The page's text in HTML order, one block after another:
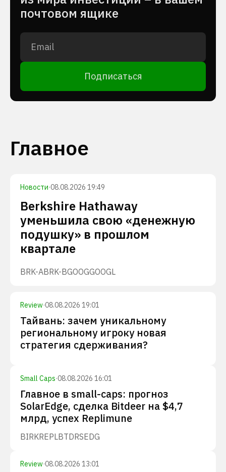
почтовом ящике
Подписаться
Главное
Новости·08.08.2026 19:49
Berkshire Hathaway
уменьшила свою «денежную
подушку» в прошлом
квартале
BRK-ABRK-BGOOGGOOGL
Review·08.08.2026 19:01
Тайвань: зачем уникальному
региональному игроку новая
стратегия сдерживания?
Small Caps·08.08.2026 16:01
Главное в small-caps: прогноз
SolarEdge, сделка Bitdeer на $4,7
млрд, успех Replimune
BIRKREPLBTDRSEDG
Review·08.08.2026 13:01